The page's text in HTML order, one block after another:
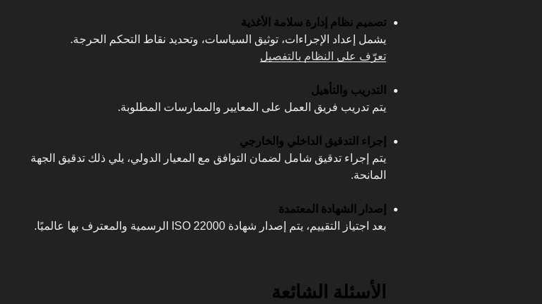
تصميم نظام إدارة سلامة الأغذية
يشمل إعداد الإجراءات، توثيق السياسات، وتحديد نقاط التحكم الحرجة.
تعرّف على النظام بالتفصيل
التدريب والتأهيل
يتم تدريب فريق العمل على المعايير والممارسات المطلوبة.
إجراء التدقيق الداخلي والخارجي
يتم إجراء تدقيق شامل لضمان التوافق مع المعيار الدولي، يلي ذلك تدقيق الجهة
المانحة.
إصدار الشهادة المعتمدة
بعد اجتياز التقييم، يتم إصدار شهادة ISO 22000 الرسمية والمعترف بها عالميًا.
الأسئلة الشائعة